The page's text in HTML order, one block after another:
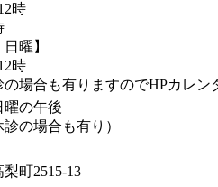
時
曜】
時
の場合も有りますのでHPカレ
曜の午後
診の場合も有り）
町2515-13